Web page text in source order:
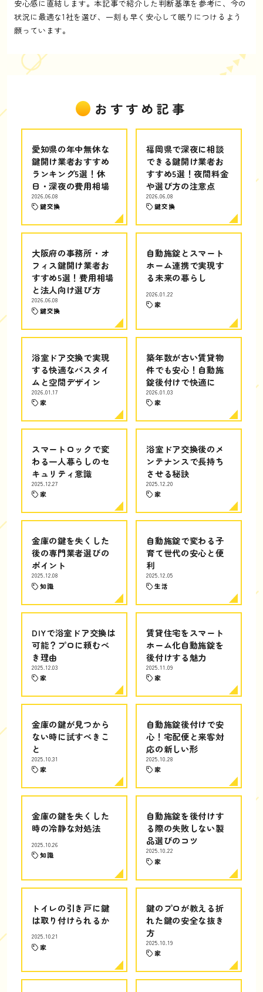
安心感に直結します。本記事で紹介した判断基準を参考に、今の
状況に最適な1社を選び、一刻も早く安心して眠りにつけるよう
願っています。
おすすめ記事
愛知県の年中無休な
鍵開け業者おすすめ
ランキング5選！休
日・深夜の費用相場
2026.06.08
鍵交換
福岡県で深夜に相談
できる鍵開け業者お
すすめ5選！夜間料金
や選び方の注意点
2026.06.08
鍵交換
大阪府の事務所・オ
フィス鍵開け業者お
すすめ5選！費用相場
と法人向け選び方
2026.06.08
鍵交換
自動施錠とスマート
ホーム連携で実現す
る未来の暮らし
2026.01.22
家
浴室ドア交換で実現
する快適なバスタイ
ムと空間デザイン
2026.01.17
家
築年数が古い賃貸物
件でも安心！自動施
錠後付けで快適に
2026.01.03
家
スマートロックで変
わる一人暮らしのセ
キュリティ意識
2025.12.27
家
浴室ドア交換後のメ
ンテナンスで長持ち
させる秘訣
2025.12.20
家
金庫の鍵を失くした
後の専門業者選びの
ポイント
2025.12.08
知識
自動施錠で変わる子
育て世代の安心と便
利
2025.12.05
生活
DIYで浴室ドア交換は
可能？プロに頼むべ
き理由
2025.12.03
家
賃貸住宅をスマート
ホーム化自動施錠を
後付けする魅力
2025.11.09
家
金庫の鍵が見つから
ない時に試すべきこ
と
2025.10.31
家
自動施錠後付けで安
心！宅配便と来客対
応の新しい形
2025.10.28
家
金庫の鍵を失くした
時の冷静な対処法
2025.10.26
知識
自動施錠を後付けす
る際の失敗しない製
品選びのコツ
2025.10.22
家
トイレの引き戸に鍵
は取り付けられるか
2025.10.21
家
鍵のプロが教える折
れた鍵の安全な抜き
方
2025.10.19
家